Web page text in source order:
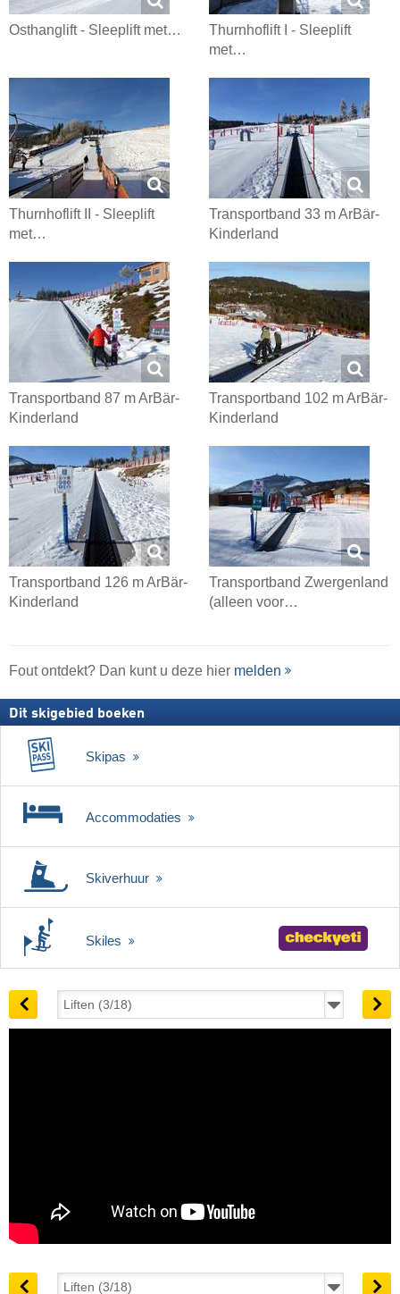
Osthanglift - Sleeplift met…
Thurnhoflift I - Sleeplift
met…
Thurnhoflift II - Sleeplift
met…
Transportband 33 m ArBär-
Kinderland
Transportband 87 m ArBär-
Kinderland
Transportband 102 m ArBär-
Kinderland
Transportband 126 m ArBär-
Kinderland
Transportband Zwergenland
(alleen voor…
Fout ontdekt? Dan kunt u deze hier melden
Dit skigebied boeken
Skipas
Accommodaties
Skiverhuur
Skiles